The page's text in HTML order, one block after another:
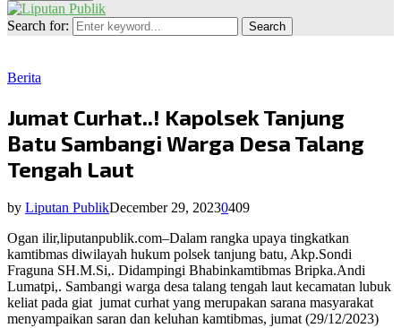
Search for: Search
Berita
Jumat Curhat..! Kapolsek Tanjung
Batu Sambangi Warga Desa Talang
Tengah Laut
by Liputan PublikDecember 29, 20230409
Ogan ilir,liputanpublik.com–Dalam rangka upaya tingkatkan
kamtibmas diwilayah hukum polsek tanjung batu, Akp.Sondi
Fraguna SH.M.Si,. Didampingi Bhabinkamtibmas Bripka.Andi
Lumatpi,. Sambangi warga desa talang tengah laut kecamatan lubuk
keliat pada giat jumat curhat yang merupakan sarana masyarakat
menyampaikan saran dan keluhan kamtibmas, jumat (29/12/2023)